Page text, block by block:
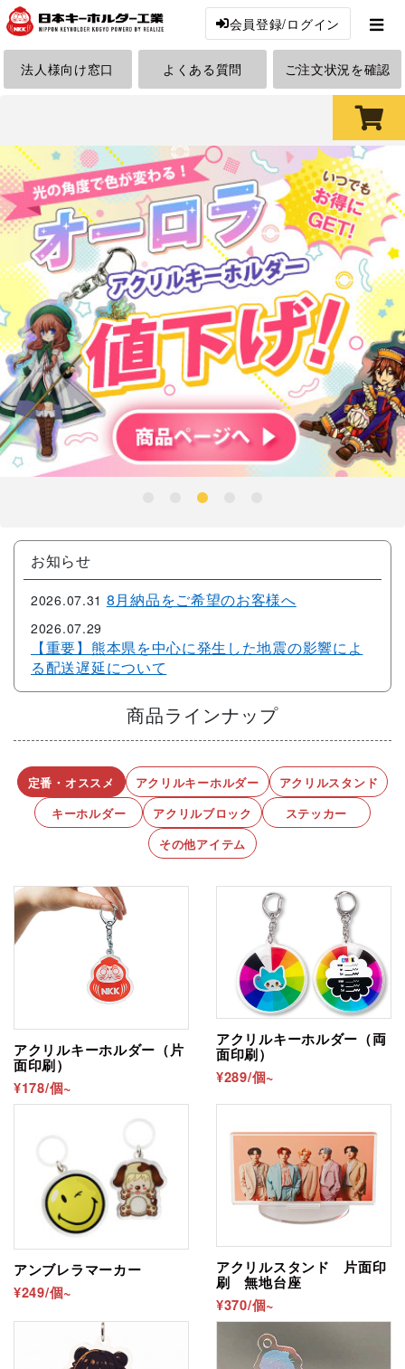
会員登録/ログイン
法人様向け窓口 よくある質問 ご注文状況を確認
商品ラインナップ
定番・オススメ アクリルキーホルダー
アクリルスタンド
キーホルダー
アクリルブロック
ステッカー
その他アイテム
アクリルキーホルダー（片
面印刷）
¥178/個~
アクリルキーホルダー（両
面印刷）
¥289/個~
アンブレラマーカー
¥249/個~
アクリルスタンド 片面印
刷 無地台座
¥370/個~